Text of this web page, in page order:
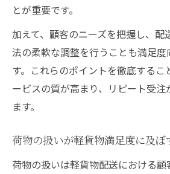
とが重要です。
加えて、顧客のニーズを把握し、配
法の柔軟な調整を行うことも満足度
す。これらのポイントを徹底するこ
ービスの質が高まり、リピート受注
ます。
荷物の扱いが軽貨物満足度に及ぼ
荷物の扱いは軽貨物配送における